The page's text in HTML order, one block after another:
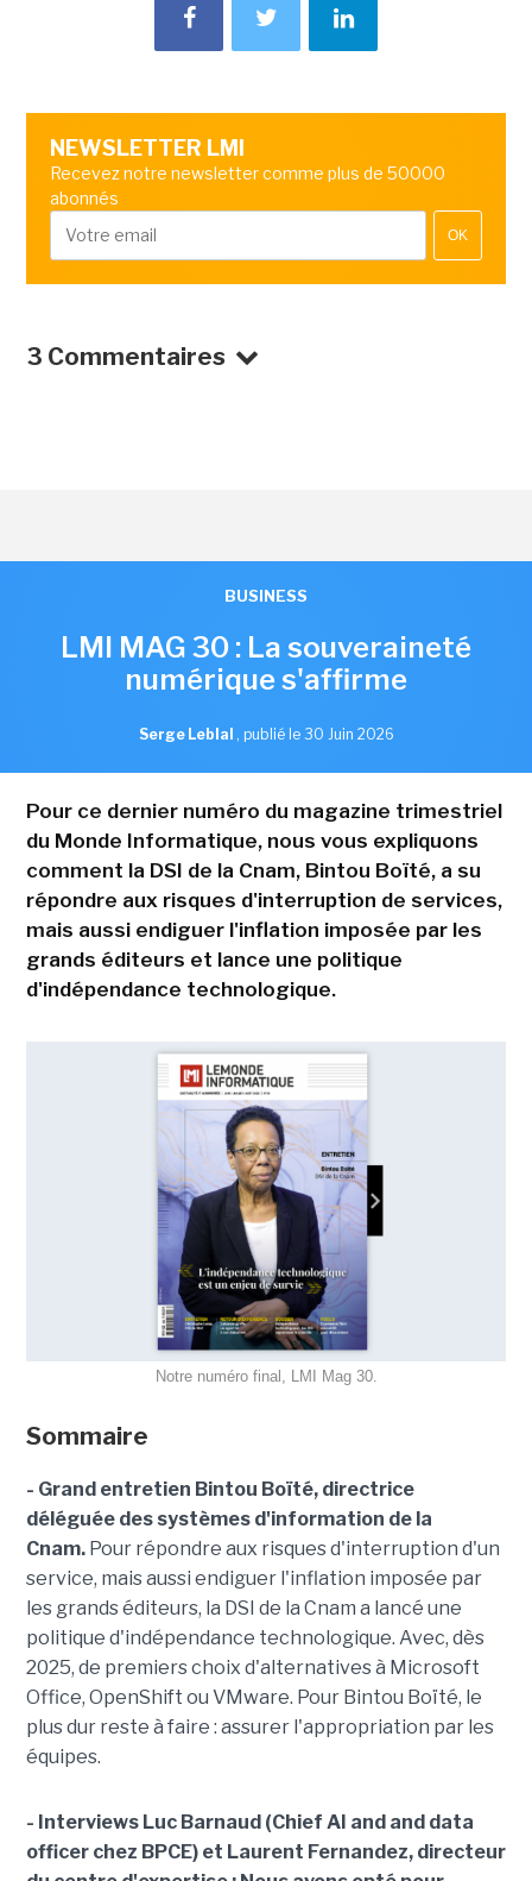
NEWSLETTER LMI
Recevez notre newsletter comme plus de 50000
abonnés
OK
3 Commentaires
BUSINESS
LMI MAG 30 : La souveraineté
numérique s'affirme
Serge Leblal , publié le 30 Juin 2026
Pour ce dernier numéro du magazine trimestriel
du Monde Informatique, nous vous expliquons
comment la DSI de la Cnam, Bintou Boïté, a su
répondre aux risques d'interruption de services,
mais aussi endiguer l'inflation imposée par les
grands éditeurs et lance une politique
d'indépendance technologique.
Notre numéro final, LMI Mag 30.
Sommaire
- Grand entretien Bintou Boïté, directrice
déléguée des systèmes d'information de la
Cnam. Pour répondre aux risques d'interruption d'un
service, mais aussi endiguer l'inflation imposée par
les grands éditeurs, la DSI de la Cnam a lancé une
politique d'indépendance technologique. Avec, dès
2025, de premiers choix d'alternatives à Microsoft
Office, OpenShift ou VMware. Pour Bintou Boïté, le
plus dur reste à faire : assurer l'appropriation par les
équipes.
- Interviews Luc Barnaud (Chief AI and and data
officer chez BPCE) et Laurent Fernandez, directeur